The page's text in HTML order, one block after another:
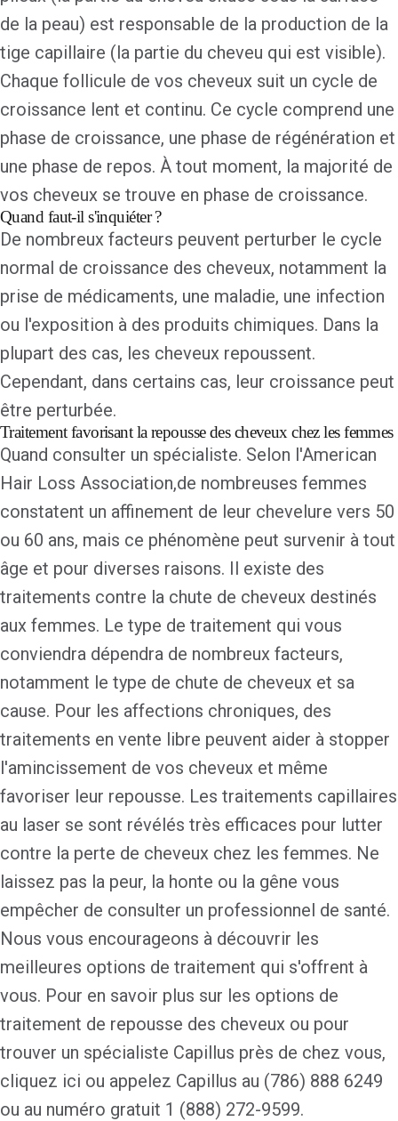
de la peau) est responsable de la production de la
tige capillaire (la partie du cheveu qui est visible).
Chaque follicule de vos cheveux suit un cycle de
croissance lent et continu. Ce cycle comprend une
phase de croissance, une phase de régénération et
une phase de repos. À tout moment, la majorité de
vos cheveux se trouve en phase de croissance.
Quand faut-il s'inquiéter ?
De nombreux facteurs peuvent perturber le cycle
normal de croissance des cheveux, notamment la
prise de médicaments, une maladie, une infection
ou l'exposition à des produits chimiques. Dans la
plupart des cas, les cheveux repoussent.
Cependant, dans certains cas, leur croissance peut
être perturbée.
Traitement favorisant la repousse des cheveux chez les femmes
Quand consulter un spécialiste. Selon l'American
Hair Loss Association,de nombreuses femmes
constatent un affinement de leur chevelure vers 50
ou 60 ans, mais ce phénomène peut survenir à tout
âge et pour diverses raisons. Il existe des
traitements contre la chute de cheveux destinés
aux femmes. Le type de traitement qui vous
conviendra dépendra de nombreux facteurs,
notamment le type de chute de cheveux et sa
cause. Pour les affections chroniques, des
traitements en vente libre peuvent aider à stopper
l'amincissement de vos cheveux et même
favoriser leur repousse. Les traitements capillaires
au laser se sont révélés très efficaces pour lutter
contre la perte de cheveux chez les femmes. Ne
laissez pas la peur, la honte ou la gêne vous
empêcher de consulter un professionnel de santé.
Nous vous encourageons à découvrir les
meilleures options de traitement qui s'offrent à
vous. Pour en savoir plus sur les options de
traitement de repousse des cheveux ou pour
trouver un spécialiste Capillus près de chez vous,
cliquez ici ou appelez Capillus au (786) 888 6249
ou au numéro gratuit 1 (888) 272-9599.